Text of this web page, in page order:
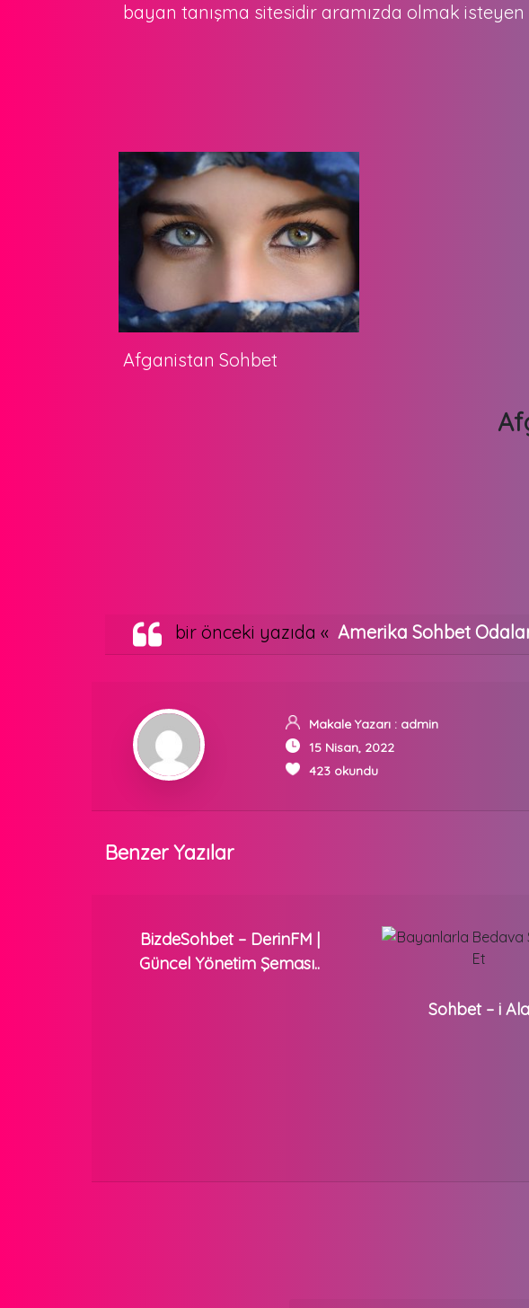
bayan tanışma sitesidir aramızda olmak
Afganistan Sohbet
bir önceki yazıda « Amerika Sohbet
Makale Yazarı : admin
15 Nisan, 2022
423 okundu
Benzer Yazılar
BizdeSohbet – DerinFM |
Güncel Yönetim Şeması..
Sohbet – i Ala